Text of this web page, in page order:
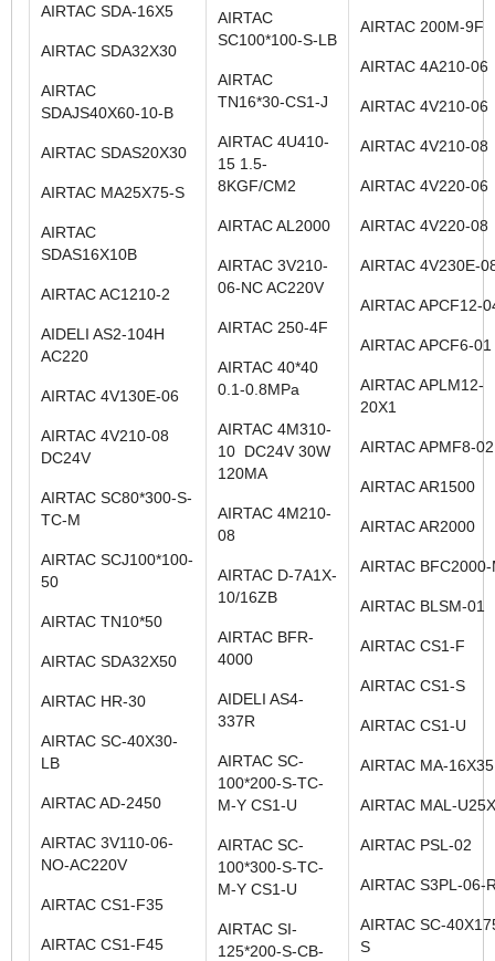
AIRTAC SDA-16X5
AIRTAC SDA32X30
AIRTAC
SDAJS40X60-10-B
AIRTAC SDAS20X30
AIRTAC MA25X75-S
AIRTAC
SDAS16X10B
AIRTAC AC1210-2
AIDELI AS2-104H
AC220
AIRTAC 4V130E-06
AIRTAC 4V210-08
DC24V
AIRTAC SC80*300-S-
TC-M
AIRTAC SCJ100*100-
50
AIRTAC TN10*50
AIRTAC SDA32X50
AIRTAC HR-30
AIRTAC SC-40X30-
LB
AIRTAC AD-2450
AIRTAC 3V110-06-
NO-AC220V
AIRTAC CS1-F35
AIRTAC CS1-F45
AIRTAC
SC100*100-S-LB
AIRTAC
TN16*30-CS1-J
AIRTAC 4U410-
15 1.5-
8KGF/CM2
AIRTAC AL2000
AIRTAC 3V210-
06-NC AC220V
AIRTAC 250-4F
AIRTAC 40*40
0.1-0.8MPa
AIRTAC 4M310-
10 DC24V 30W
120MA
AIRTAC 4M210-
08
AIRTAC D-7A1X-
10/16ZB
AIRTAC BFR-
4000
AIDELI AS4-
337R
AIRTAC SC-
100*200-S-TC-
M-Y CS1-U
AIRTAC SC-
100*300-S-TC-
M-Y CS1-U
AIRTAC SI-
125*200-S-CB-
AIRTAC 200M-9F
AIRTAC 4A210-06
AIRTAC 4V210-06
AIRTAC 4V210-08
AIRTAC 4V220-06
AIRTAC 4V220-08
AIRTAC 4V230E-
AIRTAC APCF12-
AIRTAC APCF6-01
AIRTAC APLM12-
20X1
AIRTAC APMF8-02
AIRTAC AR1500
AIRTAC AR2000
AIRTAC BFC2000-
AIRTAC BLSM-01
AIRTAC CS1-F
AIRTAC CS1-S
AIRTAC CS1-U
AIRTAC MA-16X35
AIRTAC MAL-
AIRTAC PSL-02
AIRTAC S3PL-06-
AIRTAC SC-
S